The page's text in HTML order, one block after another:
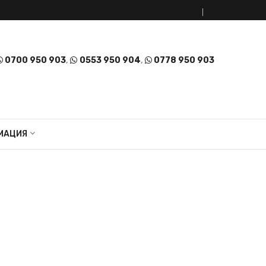
0700 950 903, 0553 950 904, 0778 950 903